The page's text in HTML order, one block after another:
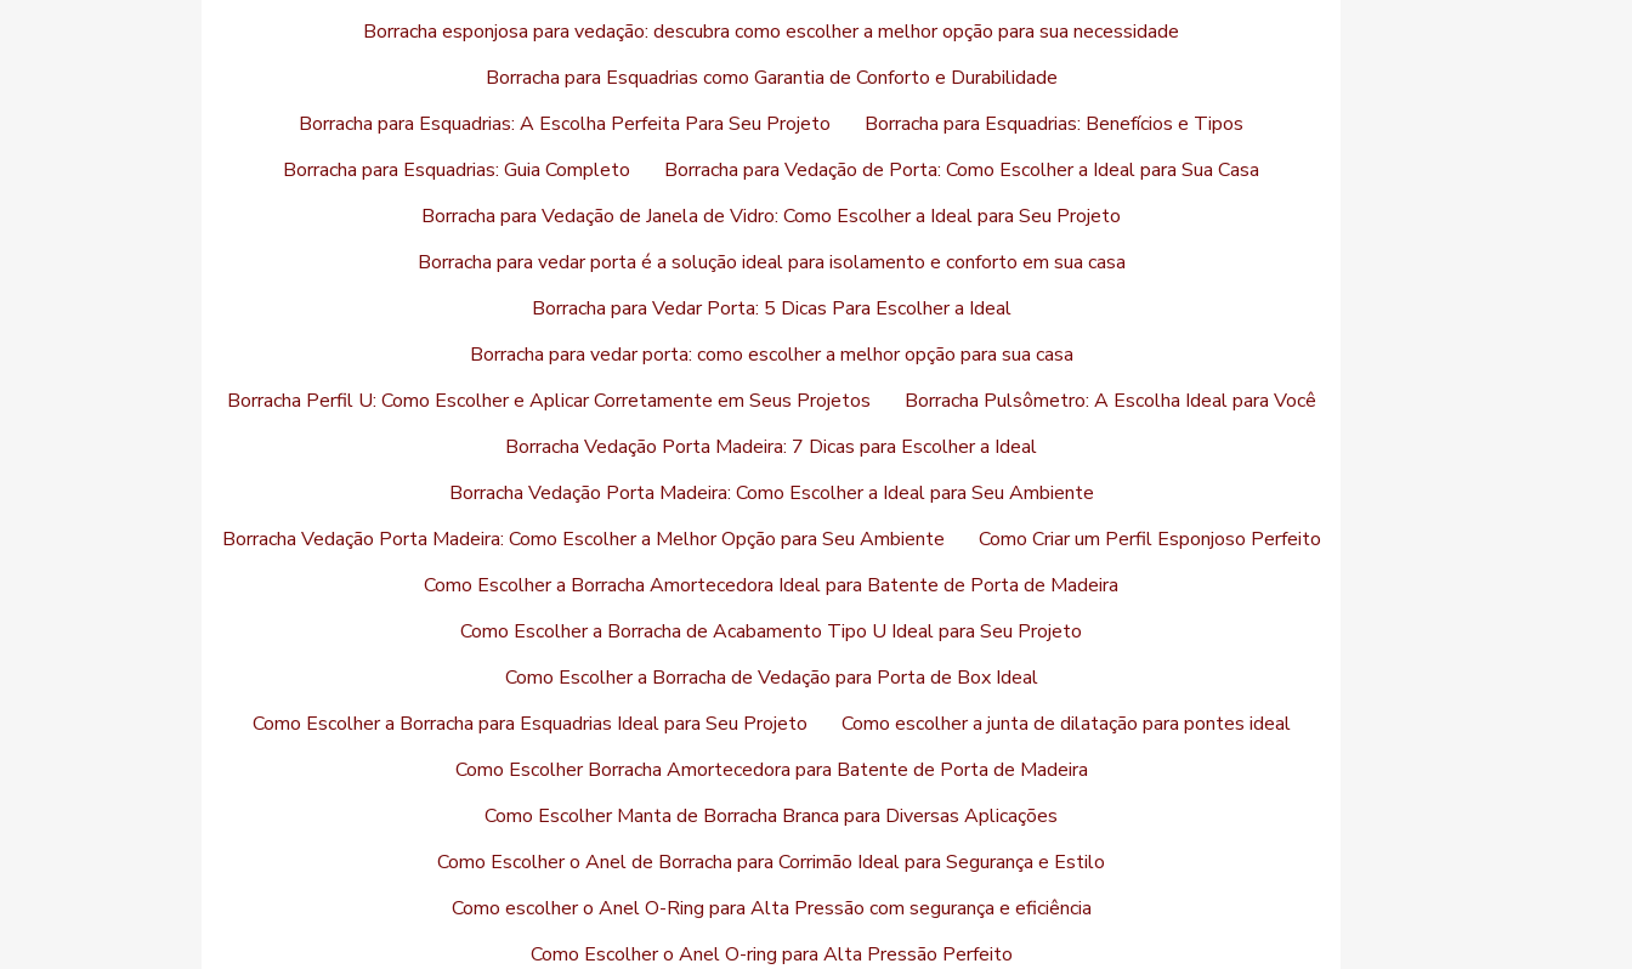
Borracha esponjosa para vedação: descubra como escolher a melhor opção para sua necessidade
Borracha para Esquadrias como Garantia de Conforto e Durabilidade
Borracha para Esquadrias: A Escolha Perfeita Para Seu Projeto
Borracha para Esquadrias: Benefícios e Tipos
Borracha para Esquadrias: Guia Completo
Borracha para Vedação de Porta: Como Escolher a Ideal para Sua Casa
Borracha para Vedação de Janela de Vidro: Como Escolher a Ideal para Seu Projeto
Borracha para vedar porta é a solução ideal para isolamento e conforto em sua casa
Borracha para Vedar Porta: 5 Dicas Para Escolher a Ideal
Borracha para vedar porta: como escolher a melhor opção para sua casa
Borracha Perfil U: Como Escolher e Aplicar Corretamente em Seus Projetos
Borracha Pulsômetro: A Escolha Ideal para Você
Borracha Vedação Porta Madeira: 7 Dicas para Escolher a Ideal
Borracha Vedação Porta Madeira: Como Escolher a Ideal para Seu Ambiente
Borracha Vedação Porta Madeira: Como Escolher a Melhor Opção para Seu Ambiente
Como Criar um Perfil Esponjoso Perfeito
Como Escolher a Borracha Amortecedora Ideal para Batente de Porta de Madeira
Como Escolher a Borracha de Acabamento Tipo U Ideal para Seu Projeto
Como Escolher a Borracha de Vedação para Porta de Box Ideal
Como Escolher a Borracha para Esquadrias Ideal para Seu Projeto
Como escolher a junta de dilatação para pontes ideal
Como Escolher Borracha Amortecedora para Batente de Porta de Madeira
Como Escolher Manta de Borracha Branca para Diversas Aplicações
Como Escolher o Anel de Borracha para Corrimão Ideal para Segurança e Estilo
Como escolher o Anel O-Ring para Alta Pressão com segurança e eficiência
Como Escolher o Anel O-ring para Alta Pressão Perfeito